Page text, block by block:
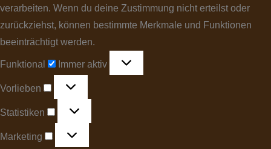
verarbeiten. Wenn du deine Zustimmung nicht erteilst oder
zurückziehst, können bestimmte Merkmale und Funktionen
beeinträchtigt werden.
Funktional Immer aktiv
Vorlieben
Statistiken
Marketing